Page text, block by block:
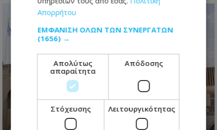
«Φωτιά» στους διορισμούς των
ημικρατικών – Η ανάκληση
διορισμού, το ασυμβίβαστο και οι
Απορρήτου
ΕΜΦΆΝΙΣΗ ΌΛΩΝ ΤΩΝ ΣΥΝΕΡΓΑΤΏΝ
(1656) →
Απολύτως
απαραίτητα
Απόδοσης
Στόχευσης Λειτουργικότητας